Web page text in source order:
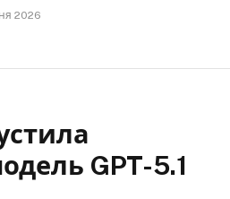
2026
GPT-5.1